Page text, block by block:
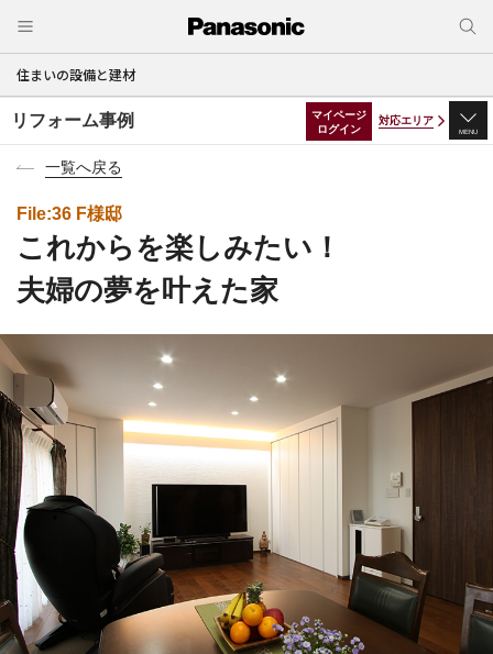
住まいの設備と建材
リフォーム事例
マイページ
ログイン
対応エリア
MENU
一覧へ戻る
File:36 F様邸
これからを楽しみたい！
夫婦の夢を叶えた家